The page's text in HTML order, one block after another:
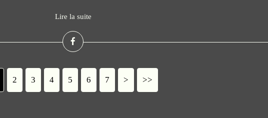
Lire la suite
2 3 4 5 6 7 > >>